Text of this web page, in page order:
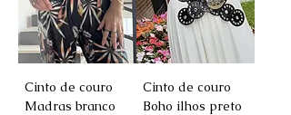
Cinto de couro
Madras branco
Cinto de couro
Boho ilhos preto